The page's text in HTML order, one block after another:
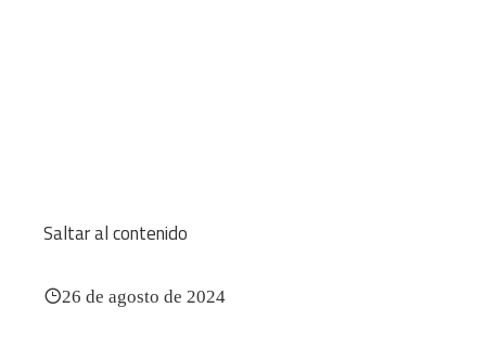
Saltar al contenido
26 de agosto de 2024